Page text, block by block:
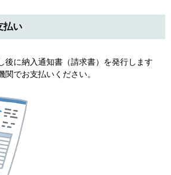
払い
後に納入通知書（請求書）を発行します
でお支払いください。​